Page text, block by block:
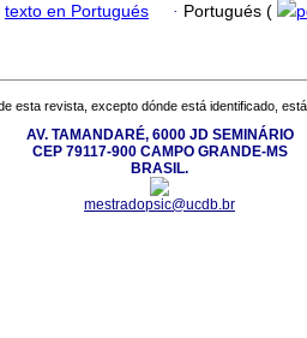
texto en Portugués · Portugués (
esta revista, excepto dónde está identificado,
AV. TAMANDARÉ, 6000 JD SEMINÁRIO
CEP 79117-900 CAMPO GRANDE-MS
BRASIL.
mestradopsic@ucdb.br